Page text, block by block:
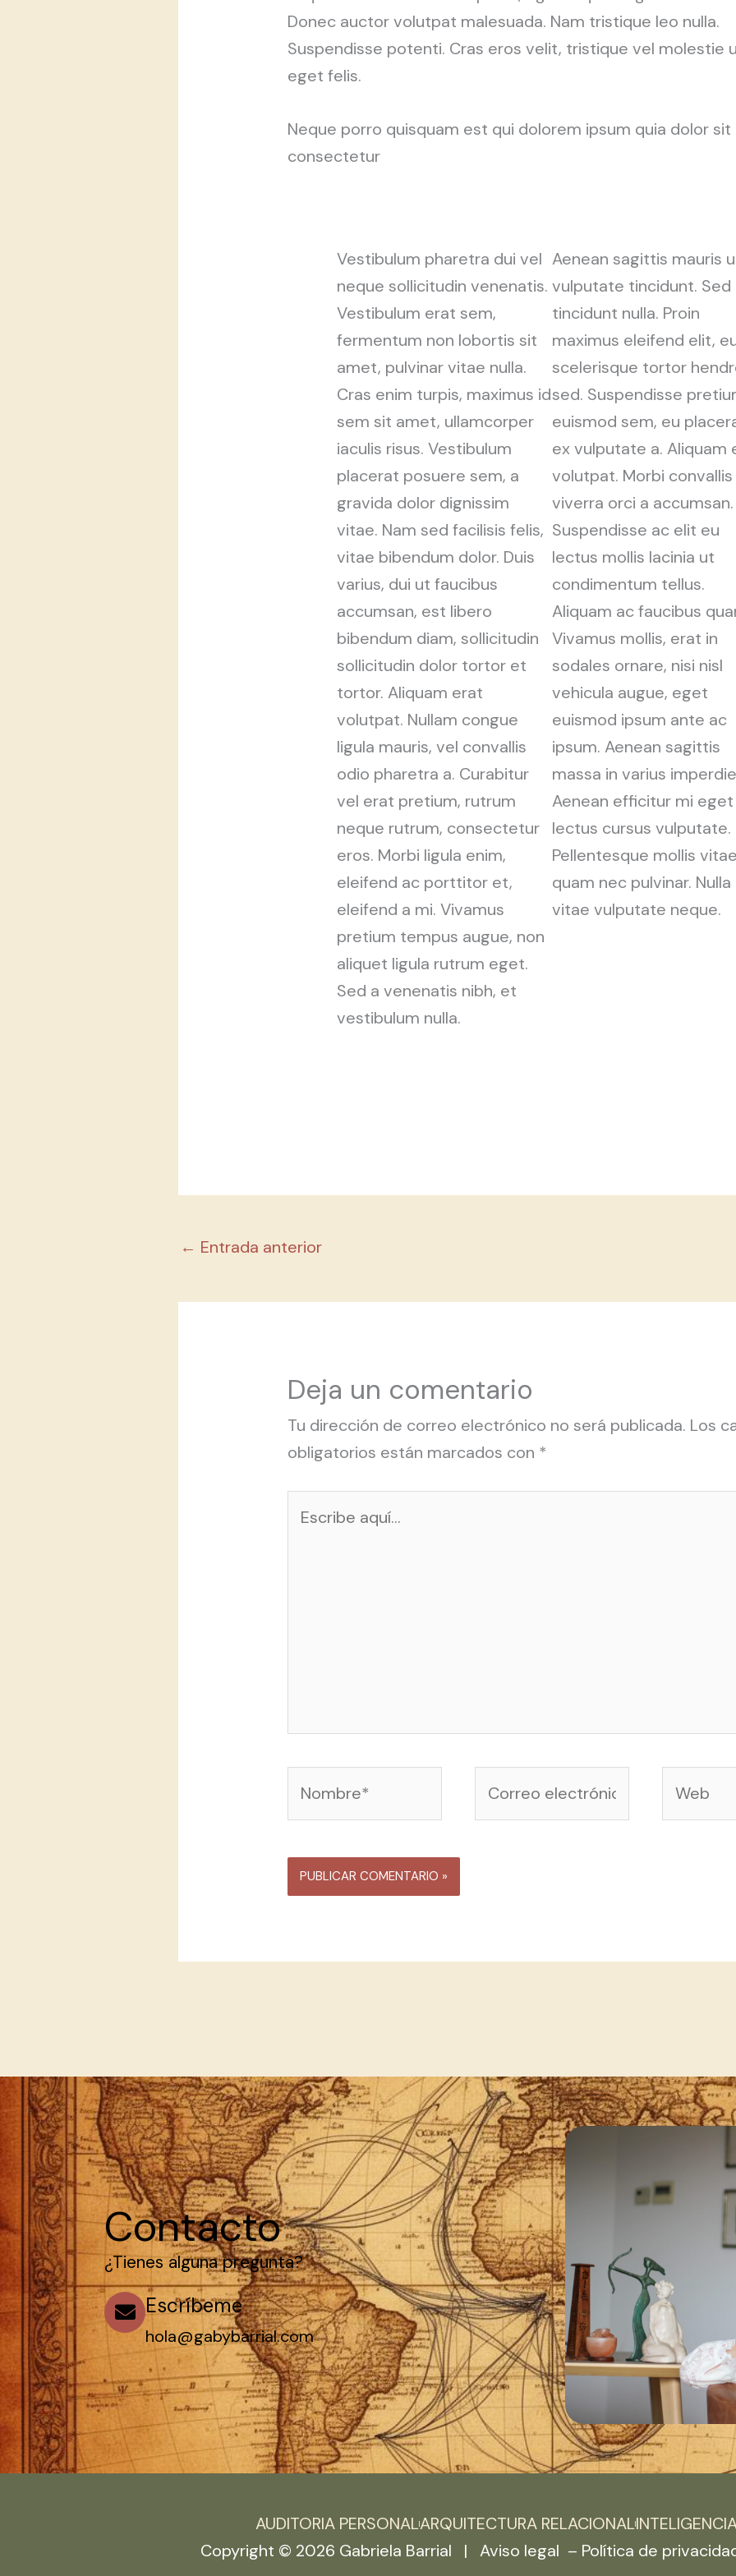
Donec auctor volutpat malesuada. Nam tristique leo nulla.
Suspendisse potenti. Cras eros velit, tristique vel molestie
eget felis.
Neque porro quisquam est qui dolorem ipsum quia dolor
consectetur
Vestibulum pharetra dui vel
neque sollicitudin venenatis.
Vestibulum erat sem,
fermentum non lobortis sit
amet, pulvinar vitae nulla.
Cras enim turpis, maximus id
sem sit amet, ullamcorper
iaculis risus. Vestibulum
placerat posuere sem, a
gravida dolor dignissim
vitae. Nam sed facilisis felis,
vitae bibendum dolor. Duis
varius, dui ut faucibus
accumsan, est libero
bibendum diam, sollicitudin
sollicitudin dolor tortor et
tortor. Aliquam erat
volutpat. Nullam congue
ligula mauris, vel convallis
odio pharetra a. Curabitur
vel erat pretium, rutrum
neque rutrum, consectetur
eros. Morbi ligula enim,
eleifend ac porttitor et,
eleifend a mi. Vivamus
pretium tempus augue, non
aliquet ligula rutrum eget.
Sed a venenatis nibh, et
vestibulum nulla.
Aenean sagittis mauris
vulputate tincidunt. Sed
tincidunt nulla. Proin
maximus eleifend elit,
scelerisque tortor
sed. Suspendisse
euismod sem, eu
ex vulputate a. Aliquam
volutpat. Morbi convallis
viverra orci a accumsan.
Suspendisse ac elit eu
lectus mollis lacinia ut
condimentum tellus.
Aliquam ac faucibus
Vivamus mollis, erat in
sodales ornare, nisi nisl
vehicula augue, eget
euismod ipsum ante ac
ipsum. Aenean sagittis
massa in varius
Aenean efficitur mi eget
lectus cursus vulputate.
Pellentesque mollis
quam nec pulvinar. Nulla
vitae vulputate neque.
← Entrada anterior
Deja un comentario
Tu dirección de correo electrónico no será publicada. Los
obligatorios están marcados con *
Contacto
¿Tienes alguna pregunta?
Escríbeme
hola@gabybarrial.com
AUDITORIA PERSONALARQUITECTURA RELACIONAL
Copyright © 2026 Gabriela Barrial | Aviso legal – Política de